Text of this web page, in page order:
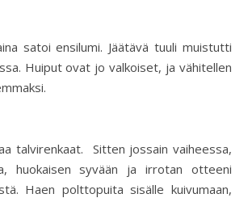
satoi ensilumi. Jäätävä tuuli muistutti
Huiput ovat jo valkoiset, ja vähitellen
talvirenkaat. Sitten jossain vaiheessa,
huokaisen syvään ja irrotan otteeni
Haen polttopuita sisälle kuivumaan,